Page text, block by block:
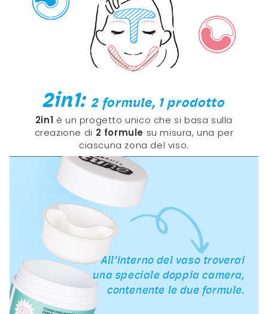
2in1:2 formule, 1 prodotto
2in1 è un progetto unico che si basa sulla
creazione di 2 formule su misura, una per
ciascuna zona del viso.
All’interno del vaso troverai
una speciale doppia camera,
contenente le due formule.